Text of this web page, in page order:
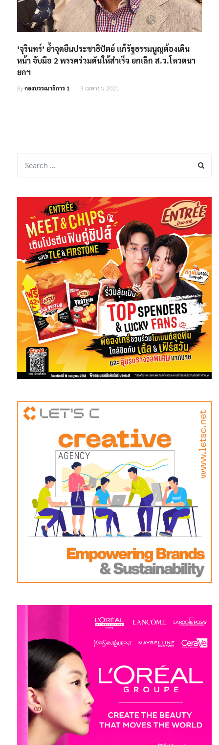
‘จุรินทร์’ ย้ำจุดยืนประชาธิปัตย์ แก้รัฐธรรมนูญต้องเดิน
หน้า จับมือ 2 พรรคร่วมดันให้สำเร็จ ยกเลิก ส.ว.โหวตนา
ยกฯ
Byกองบรรณาธิการ 1 3 เมษายน 2021